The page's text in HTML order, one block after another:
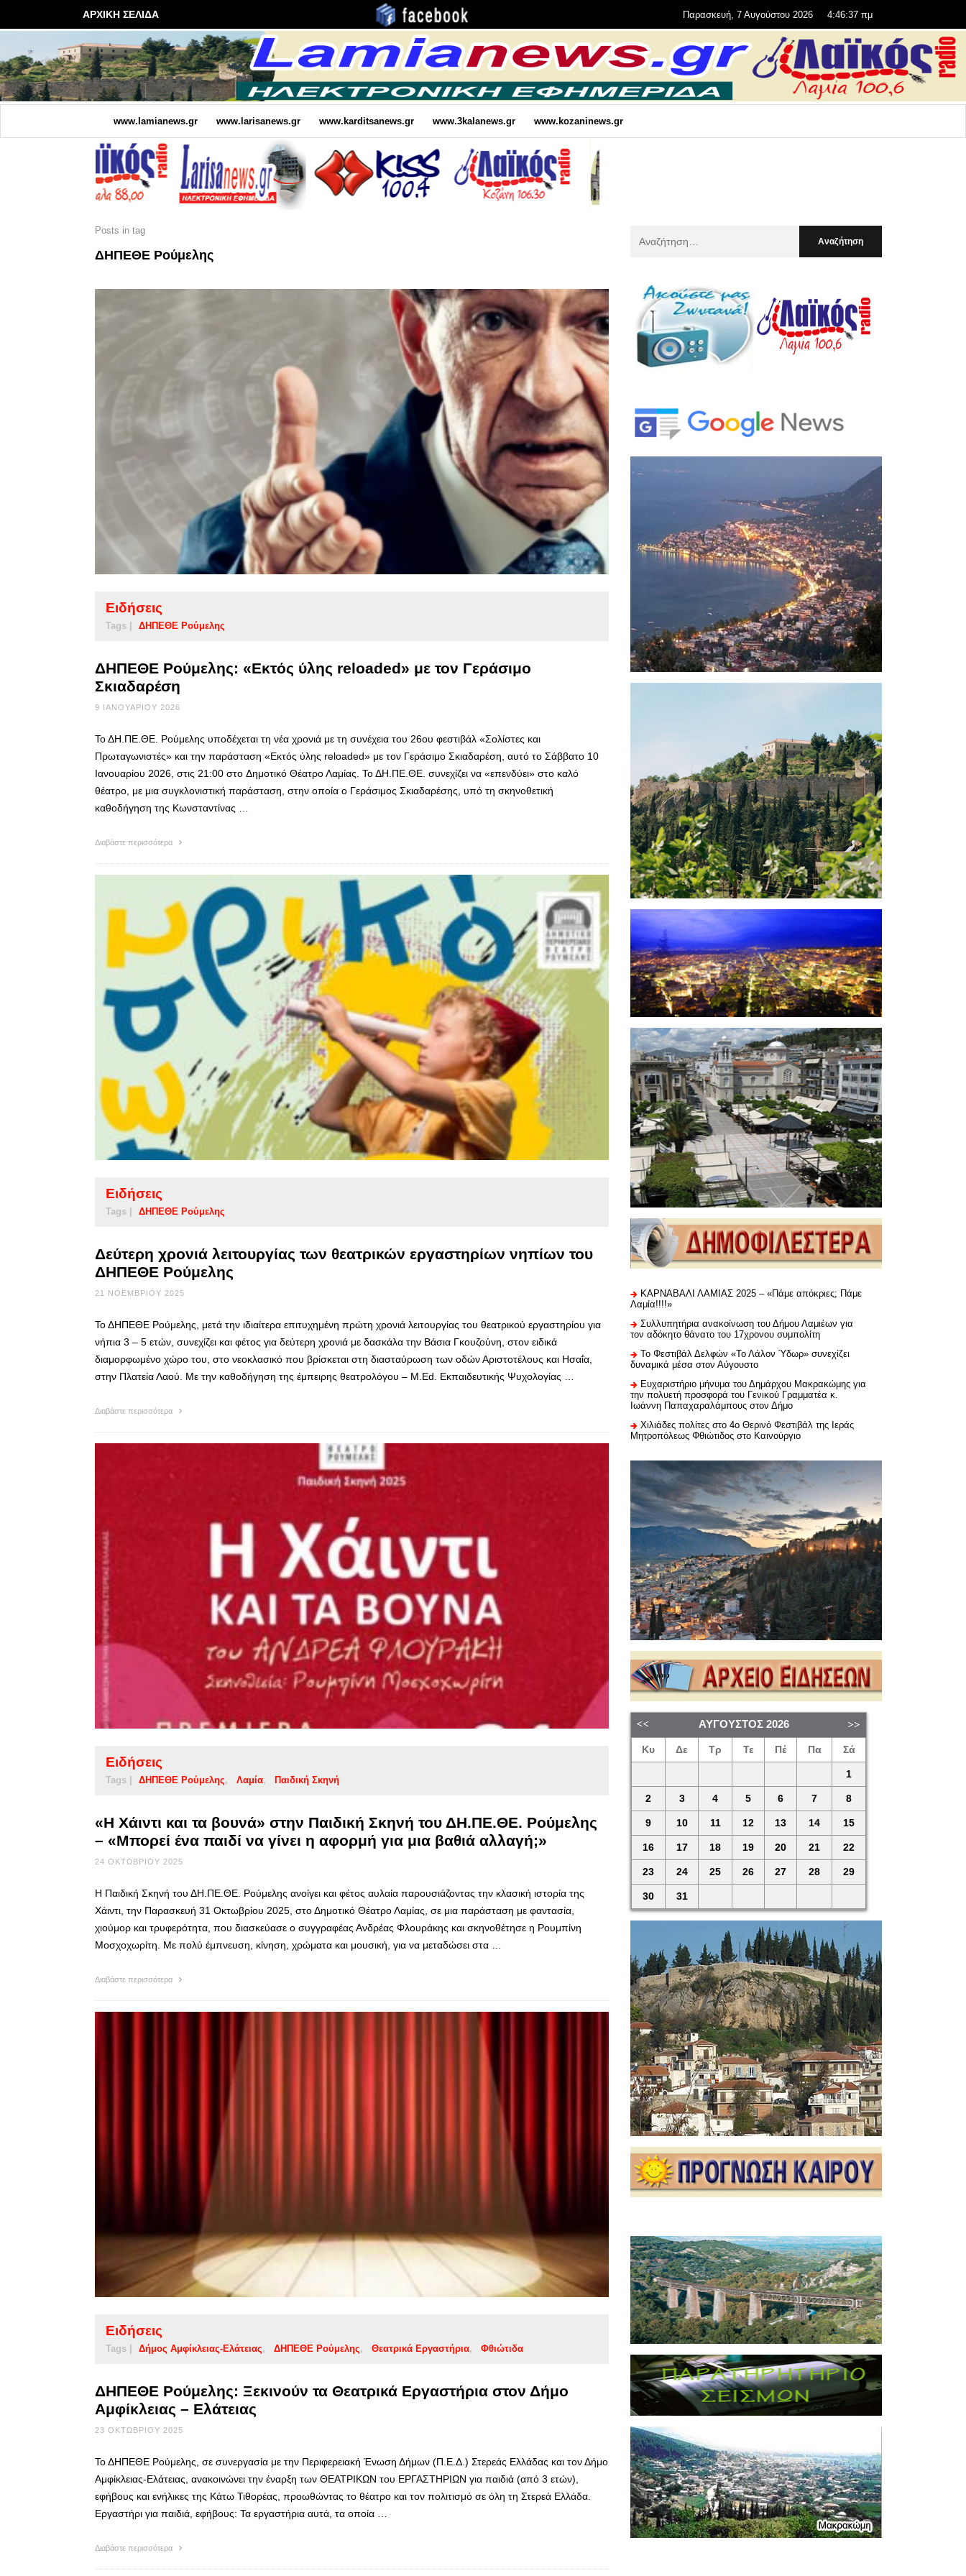
ΑΡΧΙΚΗ ΣΕΛΙΔΑ Παρασκευή, 7 Αυγούστου 2026 4:46:39 πμ
www.lamianews.gr www.larisanews.gr www.karditsanews.gr www.3kalanews.gr www.kozaninews.gr
Posts in tag
ΔΗΠΕΘΕ Ρούμελης
Ειδήσεις
Tags | ΔΗΠΕΘΕ Ρούμελης
ΔΗΠΕΘΕ Ρούμελης: «Εκτός ύλης reloaded» με τον Γεράσιμο
Σκιαδαρέση
9 ΙΑΝΟΥΑΡΊΟΥ 2026
Το ΔΗ.ΠΕ.ΘΕ. Ρούμελης υποδέχεται τη νέα χρονιά με τη συνέχεια του 26ου φεστιβάλ «Σολίστες και
Πρωταγωνιστές» και την παράσταση «Εκτός ύλης reloaded» με τον Γεράσιμο Σκιαδαρέση, αυτό το Σάββατο 10
Ιανουαρίου 2026, στις 21:00 στο Δημοτικό Θέατρο Λαμίας. Το ΔΗ.ΠΕ.ΘΕ. συνεχίζει να «επενδύει» στο καλό
θέατρο, με μια συγκλονιστική παράσταση, στην οποία ο Γεράσιμος Σκιαδαρέσης, υπό τη σκηνοθετική
καθοδήγηση της Κωνσταντίνας …
Διαβάστε περισσότερα
Ειδήσεις
Tags | ΔΗΠΕΘΕ Ρούμελης
Δεύτερη χρονιά λειτουργίας των θεατρικών εργαστηρίων νηπίων του
ΔΗΠΕΘΕ Ρούμελης
21 ΝΟΕΜΒΡΊΟΥ 2025
Το ΔΗΠΕΘΕ Ρούμελης, μετά την ιδιαίτερα επιτυχημένη πρώτη χρονιά λειτουργίας του θεατρικού εργαστηρίου για
νήπια 3 – 5 ετών, συνεχίζει και φέτος για δεύτερη χρονιά με δασκάλα την Βάσια Γκουζούνη, στον ειδικά
διαμορφωμένο χώρο του, στο νεοκλασικό που βρίσκεται στη διασταύρωση των οδών Αριστοτέλους και Ησαΐα,
στην Πλατεία Λαού. Με την καθοδήγηση της έμπειρης θεατρολόγου – M.Ed. Εκπαιδευτικής Ψυχολογίας …
Διαβάστε περισσότερα
Ειδήσεις
Tags | ΔΗΠΕΘΕ Ρούμελης Λαμία Παιδική Σκηνή
«Η Χάιντι και τα βουνά» στην Παιδική Σκηνή του ΔΗ.ΠΕ.ΘΕ. Ρούμελης
– «Μπορεί ένα παιδί να γίνει η αφορμή για μια βαθιά αλλαγή;»
24 ΟΚΤΩΒΡΊΟΥ 2025
Η Παιδική Σκηνή του ΔΗ.ΠΕ.ΘΕ. Ρούμελης ανοίγει και φέτος αυλαία παρουσιάζοντας την κλασική ιστορία της
Χάιντι, την Παρασκευή 31 Οκτωβρίου 2025, στο Δημοτικό Θέατρο Λαμίας, σε μια παράσταση με φαντασία,
χιούμορ και τρυφερότητα, που διασκεύασε ο συγγραφέας Ανδρέας Φλουράκης και σκηνοθέτησε η Ρουμπίνη
Μοσχοχωρίτη. Με πολύ έμπνευση, κίνηση, χρώματα και μουσική, για να μεταδώσει στα …
Διαβάστε περισσότερα
Ειδήσεις
Tags | Δήμος Αμφίκλειας-Ελάτειας ΔΗΠΕΘΕ Ρούμελης Θεατρικά Εργαστήρια Φθιώτιδα
ΔΗΠΕΘΕ Ρούμελης: Ξεκινούν τα Θεατρικά Εργαστήρια στον Δήμο
Αμφίκλειας – Ελάτειας
23 ΟΚΤΩΒΡΊΟΥ 2025
Το ΔΗΠΕΘΕ Ρούμελης, σε συνεργασία με την Περιφερειακή Ένωση Δήμων (Π.Ε.Δ.) Στερεάς Ελλάδας και τον Δήμο
Αμφίκλειας-Ελάτειας, ανακοινώνει την έναρξη των ΘΕΑΤΡΙΚΩΝ του ΕΡΓΑΣΤΗΡΙΩΝ για παιδιά (από 3 ετών),
εφήβους και ενήλικες της Κάτω Τιθορέας, προωθώντας το θέατρο και τον πολιτισμό σε όλη τη Στερεά Ελλάδα.
Εργαστήρι για παιδιά, εφήβους: Τα εργαστήρια αυτά, τα οποία …
Διαβάστε περισσότερα
ΚΑΡΝΑΒΑΛΙ ΛΑΜΙΑΣ 2025 – «Πάμε απόκριες; Πάμε
Λαμία!!!!»
Συλλυπητήρια ανακοίνωση του Δήμου Λαμιέων για
τον αδόκητο θάνατο του 17χρονου συμπολίτη
Το Φεστιβάλ Δελφών «Το Λάλον Ύδωρ» συνεχίζει
δυναμικά μέσα στον Αύγουστο
Ευχαριστήριo μήνυμα του Δημάρχου Μακρακώμης για
την πολυετή προσφορά του Γενικού Γραμματέα κ.
Ιωάννη Παπαχαραλάμπους στον Δήμο
Χιλιάδες πολίτες στο 4ο Θερινό Φεστιβάλ της Ιεράς
Μητροπόλεως Φθιώτιδος στο Καινούργιο
ΑΎΓΟΥΣΤΟΣ 2026
Κυ Δε Τρ Τε Πέ Πα Σά
1
2 3 4 5 6 7 8
9 10 11 12 13 14 15
16 17 18 19 20 21 22
23 24 25 26 27 28 29
30 31